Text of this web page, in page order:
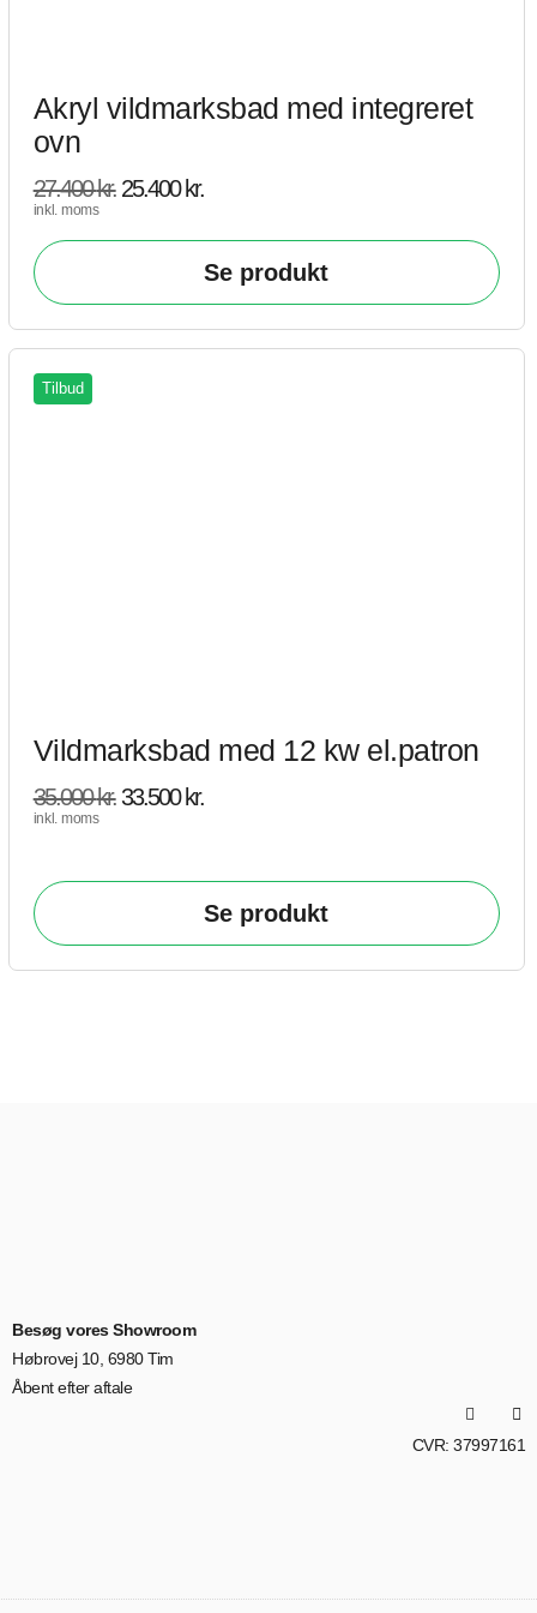
Akryl vildmarksbad med integreret
ovn
27.400kr. 25.400 kr.
inkl. moms
Se produkt
Tilbud
Vildmarksbad med 12 kw el.patron
35.000kr. 33.500 kr.
inkl. moms
Se produkt
Besøg vores Showroom
Høbrovej 10, 6980 Tim
Åbent efter aftale
CVR: 37997161